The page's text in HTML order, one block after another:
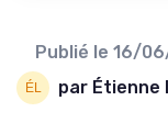
Publié le 16/
par Étienne